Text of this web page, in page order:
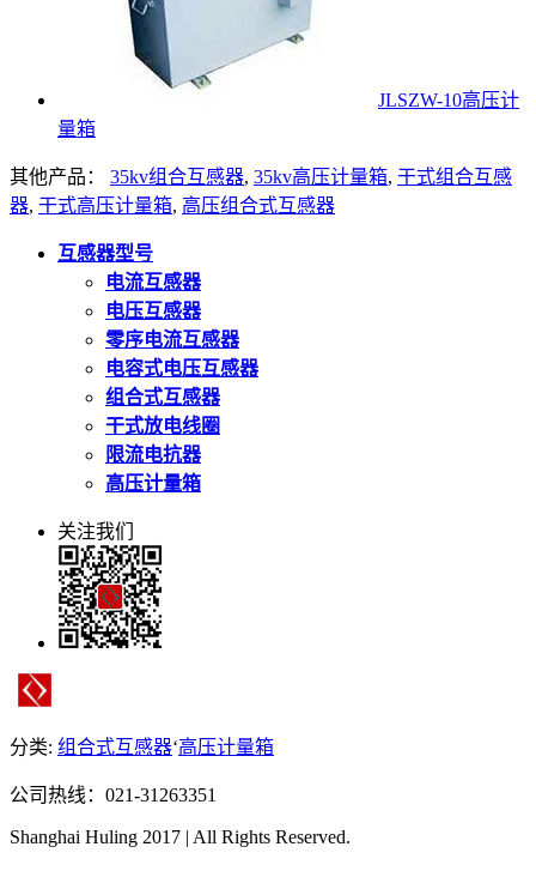
JLSZW-10高压计
量箱
其他产品： 35kv组合互感器, 35kv高压计量箱, 干式组合互感
器, 干式高压计量箱, 高压组合式互感器
互感器型号
电流互感器
电压互感器
零序电流互感器
电容式电压互感器
组合式互感器
干式放电线圈
限流电抗器
高压计量箱
关注我们
分类: 组合式互感器‘高压计量箱
公司热线：021-31263351
Shanghai Huling 2017 | All Rights Reserved.